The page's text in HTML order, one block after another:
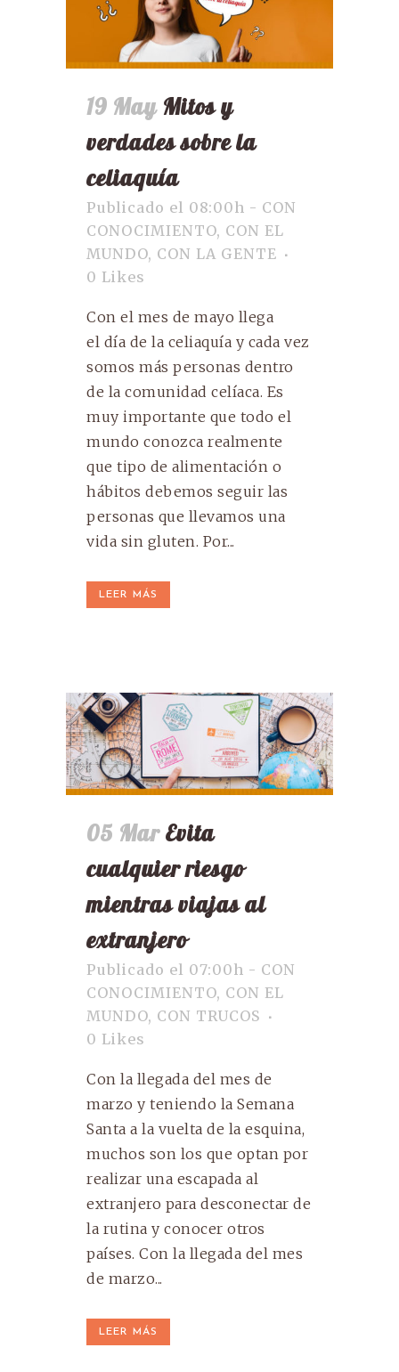
19 May Mitos y
verdades sobre la
celiaquía
Publicado el 08:00h - CON
CONOCIMIENTO, CON EL
MUNDO, CON LA GENTE
0 Likes
Con el mes de mayo llega
el día de la celiaquía y cada vez
somos más personas dentro
de la comunidad celíaca. Es
muy importante que todo el
mundo conozca realmente
que tipo de alimentación o
hábitos debemos seguir las
personas que llevamos una
vida sin gluten. Por...
LEER MÁS
05 Mar Evita
cualquier riesgo
mientras viajas al
extranjero
Publicado el 07:00h - CON
CONOCIMIENTO, CON EL
MUNDO, CON TRUCOS
0 Likes
Con la llegada del mes de
marzo y teniendo la Semana
Santa a la vuelta de la esquina,
muchos son los que optan por
realizar una escapada al
extranjero para desconectar de
la rutina y conocer otros
países. Con la llegada del mes
de marzo...
LEER MÁS